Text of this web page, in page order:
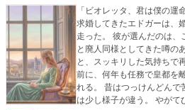
「ビオレッタ、君は僕の
求婚してきたエドガーは、
走った。 彼が選んだのは、
と廃人同様としてきた噂のあるニリア。
と、スッキリした気持ちで
前に、何年も任務で皇都を
れる。 昔はつっけんどんで
は少し様子が違う。 やがてひょんなことからビオレッタは、